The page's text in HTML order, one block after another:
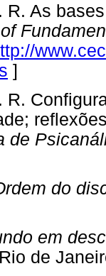
R. As
]
R.
de
do
em
de